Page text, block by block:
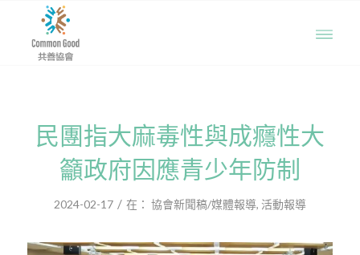
民團指大麻毒性與成癮性大
籲政府因應青少年防制
2024-02-17 / 在： 協會新聞稿/媒體報導, 活動報導